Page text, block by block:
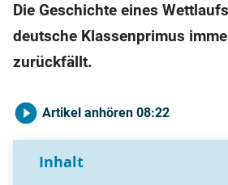
Die Geschichte eines
deutsche Klassenprimus
zurückfällt.
Artikel anhören 08:22
Inhalt